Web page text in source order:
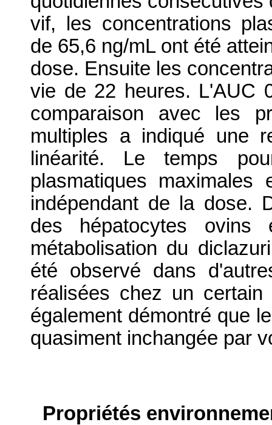
vif, les concentrations
de 65,6 ng/mL ont été
dose. Ensuite les
vie de 22 heures. L'AUC
comparaison avec les
multiples a indiqué une
linéarité. Le temps
plasmatiques
indépendant de la dose.
des hépatocytes
métabolisation du
été observé dans
réalisées chez un
également démontré que
quasiment inchangée par
Propriétés